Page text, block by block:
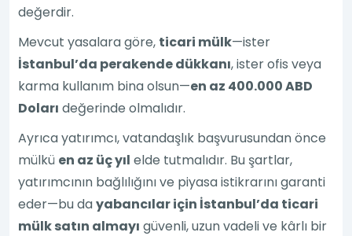
değerdir.
Mevcut yasalara göre, ticari mülk—ister
İstanbul’da perakende dükkanı, ister ofis veya
karma kullanım bina olsun—en az 400.000 ABD
Doları değerinde olmalıdır.
Ayrıca yatırımcı, vatandaşlık başvurusundan önce
mülkü en az üç yıl elde tutmalıdır. Bu şartlar,
yatırımcının bağlılığını ve piyasa istikrarını garanti
eder—bu dayabancılar için İstanbul’da ticari
mülk satın almayı güvenli, uzun vadeli ve kârlı bir